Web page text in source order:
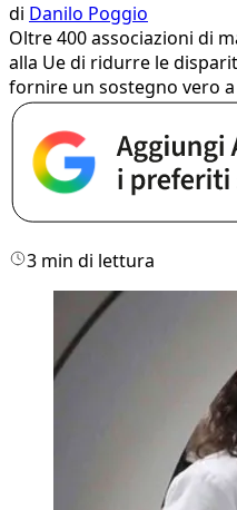
di Danilo Poggio
Oltre 400 associazioni di
alla Ue di ridurre le
fornire un sostegno vero
3 min di lettura